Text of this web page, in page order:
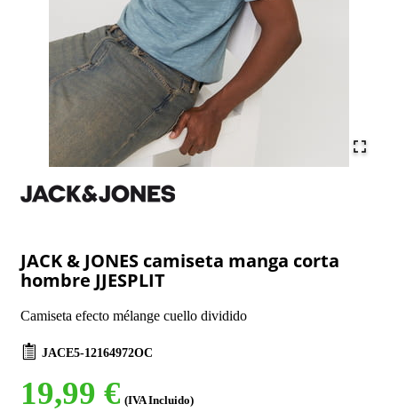
JACK & JONES camiseta manga corta
hombre JJESPLIT
Camiseta efecto mélange cuello dividido
JACE5-12164972OC
19,99 € (IVA Incluido)